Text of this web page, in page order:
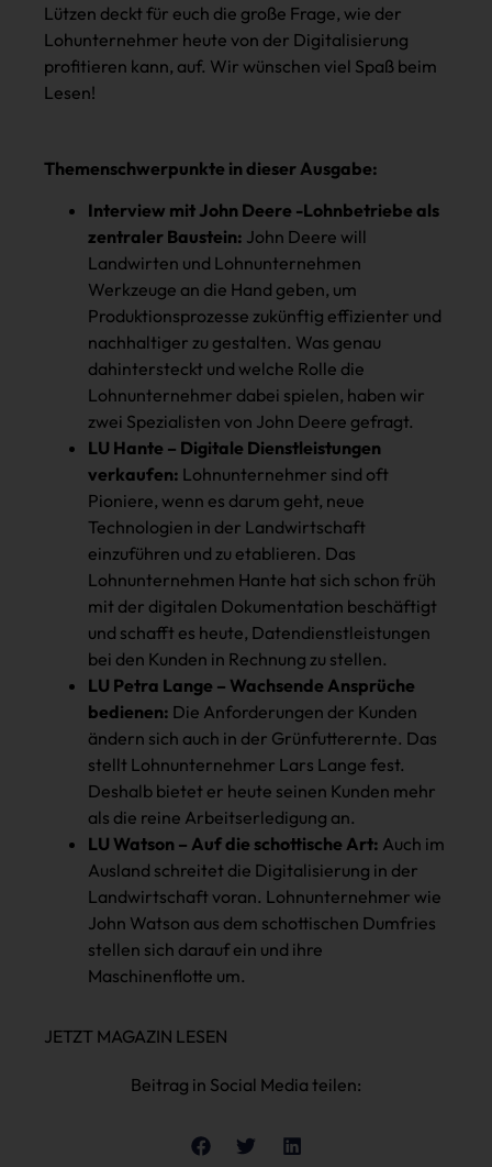
Lützen deckt für euch die große Frage, wie der
Lohunternehmer heute von der Digitalisierung
profitieren kann, auf. Wir wünschen viel Spaß beim
Lesen!
Themenschwerpunkte in dieser Ausgabe:
Interview mit John Deere -Lohnbetriebe als
zentraler Baustein: John Deere will
Landwirten und Lohnunternehmen
Werkzeuge an die Hand geben, um
Produktionsprozesse zukünftig effizienter und
nachhaltiger zu gestalten. Was genau
dahintersteckt und welche Rolle die
Lohnunternehmer dabei spielen, haben wir
zwei Spezialisten von John Deere gefragt.
LU Hante – Digitale Dienstleistungen
verkaufen: Lohnunternehmer sind oft
Pioniere, wenn es darum geht, neue
Technologien in der Landwirtschaft
einzuführen und zu etablieren. Das
Lohnunternehmen Hante hat sich schon früh
mit der digitalen Dokumentation beschäftigt
und schafft es heute, Datendienstleis­tungen
bei den Kunden in Rechnung zu stellen.
LU Petra Lange – Wachsende Ansprüche
bedienen: Die Anforderungen der Kunden
ändern sich auch in der Grünfutterernte. Das
stellt Lohnunternehmer Lars Lange fest.
Deshalb bietet er heute seinen Kunden mehr
als die reine Arbeitserledigung an.
LU Watson – Auf die schottische Art: Auch im
Ausland schreitet die Digitalisierung in der
Land­wirtschaft voran. Lohnunternehmer wie
John Watson aus dem schottischen Dumfries
stellen sich darauf ein und ihre
Maschinenflotte um.
JETZT MAGAZIN LESEN
Beitrag in Social Media teilen: